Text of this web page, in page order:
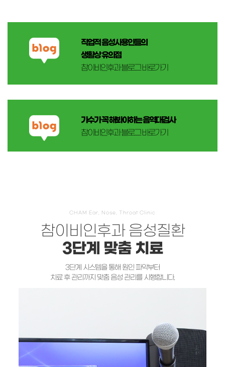
직업적 음성사용인들의
생활상 유의점
참이비인후과 블로그 바로가기
가수가 꼭 해봐야하는 음역대검사
참이비인후과 블로그 바로가기
CHAM Ear, Nose, Throat Clinic
참이비인후과 음성질환
3단계 맞춤 치료
3단계 시스템을 통해 원인 파악부터
치료 후 관리까지 맞춤 음성 관리를 시행합니다.